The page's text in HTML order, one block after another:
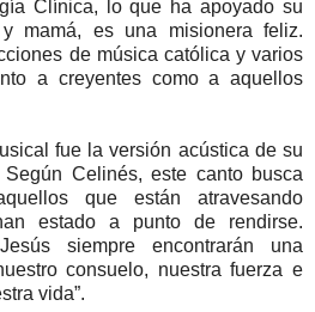
Clínica, lo que ha apoyado su
mamá, es una misionera feliz.
de música católica y varios
a creyentes como a aquellos
fue la versión acústica de su
Según Celinés, este canto busca
que están atravesando
estado a punto de rendirse.
siempre encontrarán una
consuelo, nuestra fuerza e
vida”.